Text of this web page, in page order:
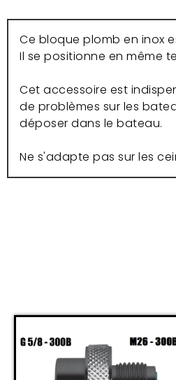
Ce bloque plomb en inox
Il se positionne en même
Cet accessoire est
de problèmes sur les
déposer dans le bateau.
Ne s'adapte pas sur les